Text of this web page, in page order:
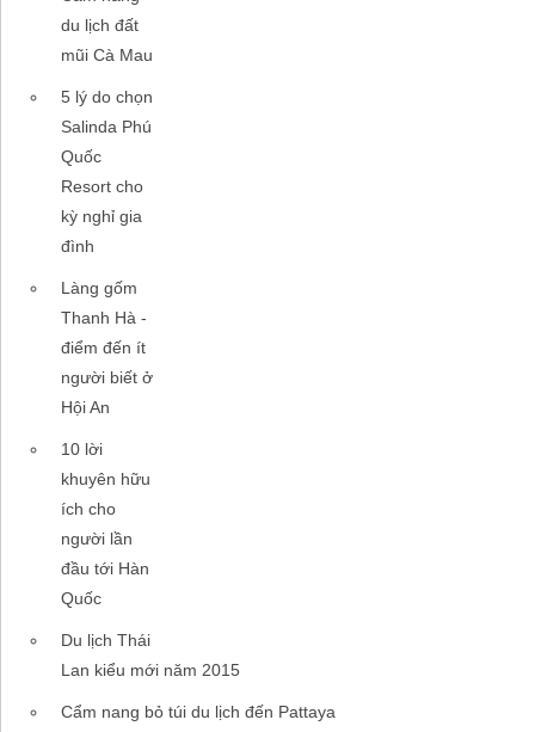
du lịch đất
mũi Cà Mau
5 lý do chọn
Salinda Phú
Quốc
Resort cho
kỳ nghỉ gia
đình
Làng gốm
Thanh Hà -
điểm đến ít
người biết ở
Hội An
10 lời
khuyên hữu
ích cho
người lần
đầu tới Hàn
Quốc
Du lịch Thái
Lan kiểu mới năm 2015
Cẩm nang bỏ túi du lịch đến Pattaya